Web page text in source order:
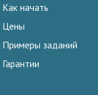
Как начать
Цены
Примеры заданий
Гарантии